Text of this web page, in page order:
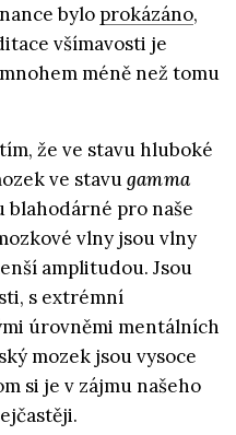
bylo prokázáno,
všímavosti je
méně než tomu
že ve stavu hluboké
ve stavugamma
blahodárné pro naše
vlny jsou vlny
amplitudou. Jsou
s extrémní
úrovněmi mentálních
mozek jsou vysoce
si je v zájmu našeho